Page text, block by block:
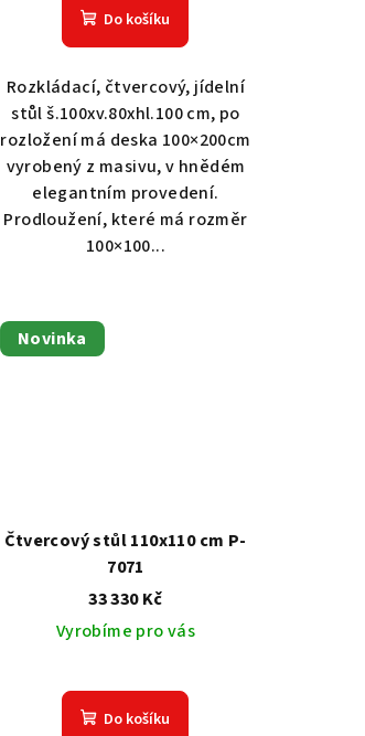
Do košíku
Rozkládací, čtvercový, jídelní
stůl š.100xv.80xhl.100 cm, po
rozložení má deska 100×200cm
vyrobený z masivu, v hnědém
elegantním provedení.
Prodloužení, které má rozměr
100×100...
Novinka
Čtvercový stůl 110x110 cm P-
7071
33 330 Kč
Vyrobíme pro vás
Do košíku